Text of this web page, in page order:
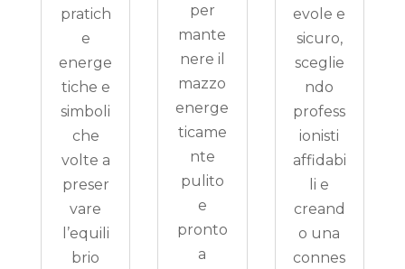
pratich
e
energe
tiche e
simboli
che
volte a
preser
vare
l’equili
brio
per
mante
nere il
mazzo
energe
ticame
nte
pulito
e
pronto
a
evole e
sicuro,
sceglie
ndo
profess
ionisti
affidabi
li e
creand
o una
connes